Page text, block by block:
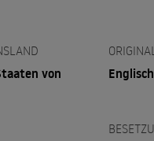
von
Englisch